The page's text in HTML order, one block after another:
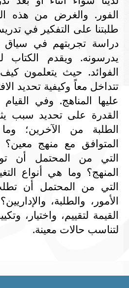
الفور. والغرض من هذه
طلبتنا على التفكير في
دراسة تجربتهم في سياق
يدرسونه. ويقدم الكتاب
الفوائد. حيث يتعلمون
تتداخل معاً وكيفية تحديد
عليها المناهج. وفي
القدرة على تحديد سبب
الطلبة من الآخرين؛
المتوافق مع منهج
التي من المحتمل أن
المنهج؟ وما هي أنواع
التي من المحتمل أن
الأمور، والطلبة،
القيمة لتقييم، واختيار،
لتناسب حالات معينة.